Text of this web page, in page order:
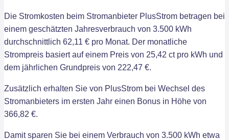
Die Stromkosten beim Stromanbieter PlusStrom betragen bei
einem geschätzten Jahresverbrauch von 3.500 kWh
durchschnittlich 62,11 € pro Monat. Der monatliche
Strompreis basiert auf einem Preis von 25,42 ct pro kWh und
dem jährlichen Grundpreis von 222,47 €.
Zusätzlich erhalten Sie von PlusStrom bei Wechsel des
Stromanbieters im ersten Jahr einen Bonus in Höhe von
366,82 €.
Damit sparen Sie bei einem Verbrauch von 3.500 kWh etwa